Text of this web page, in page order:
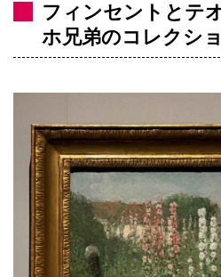
フィンセントとテ
ホ兄弟のコレクシ